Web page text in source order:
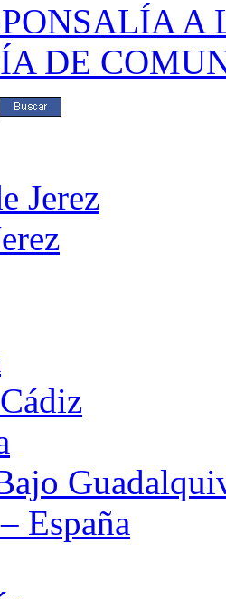
A
DE
Jerez
España